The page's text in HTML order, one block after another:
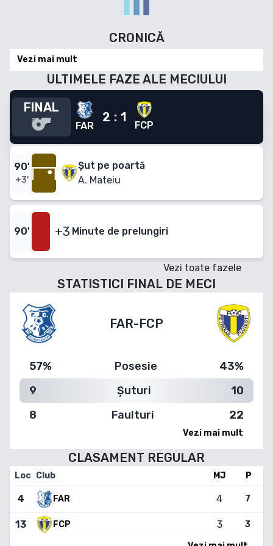
CRONICĂ
Vezi mai mult
ULTIMELE FAZE ALE MECIULUI
FINAL
FAR
2 : 1
FCP
90'
+3'
Șut pe poartă
A. Mateiu
90' +3 Minute de prelungiri
Vezi toate fazele
STATISTICI FINAL DE MECI
FAR-FCP
57% Posesie
43%
9
Șuturi
10
8
Faulturi 22
Vezi mai mult
CLASAMENT REGULAR
Loc Club MJ P
4 FAR 4 7
13 FCP 3 3